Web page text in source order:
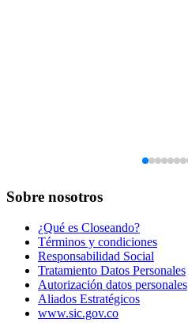
Sobre nosotros
¿Qué es Closeando?
Términos y condiciones
Responsabilidad Social
Tratamiento Datos Personales
Autorización datos personales
Aliados Estratégicos
www.sic.gov.co